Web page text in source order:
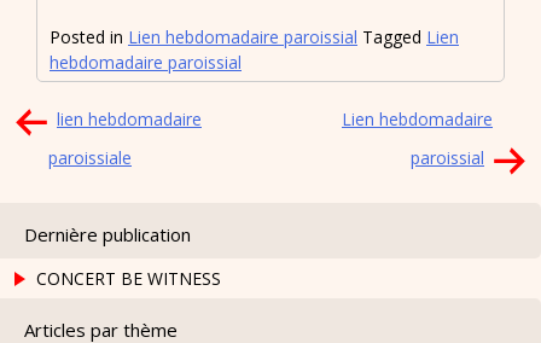
Posted in Lien hebdomadaire paroissial Tagged Lien
hebdomadaire paroissial
Navigation
de
lien hebdomadaire
paroissiale
Lien hebdomadaire
paroissial
Dernière publication
CONCERT BE WITNESS
Articles par thème